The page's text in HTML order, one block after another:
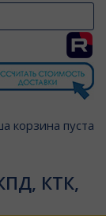
корзина пуста
КТК,